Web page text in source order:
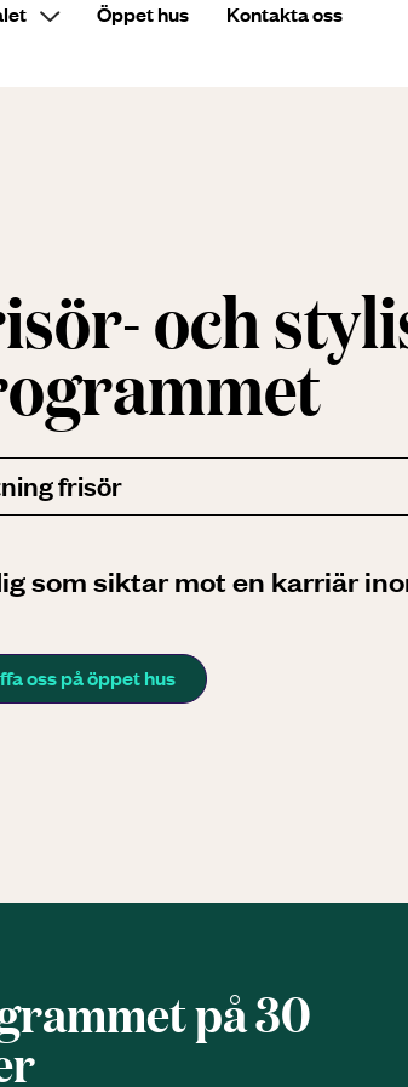
Öppet hus Kontakta oss
och
frisör
som siktar mot en karriär
oss på öppet hus
på 30